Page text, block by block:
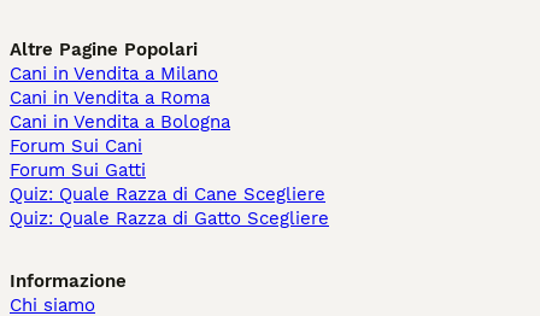
Altre Pagine Popolari
Cani in Vendita a Milano
Cani in Vendita a Roma
Cani in Vendita a Bologna
Forum Sui Cani
Forum Sui Gatti
Quiz: Quale Razza di Cane Scegliere
Quiz: Quale Razza di Gatto Scegliere
Informazione
Chi siamo